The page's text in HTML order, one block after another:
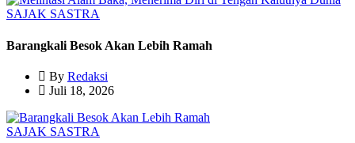
SAJAK SASTRA
Barangkali Besok Akan Lebih Ramah
By Redaksi
Juli 18, 2026
SAJAK SASTRA